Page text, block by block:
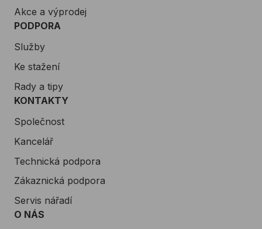
Akce a výprodej
PODPORA
Služby
Ke stažení
Rady a tipy
KONTAKTY
Společnost
Kancelář
Technická podpora
Zákaznická podpora
Servis nářadí
O NÁS